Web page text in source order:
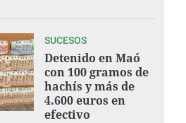
SUCESOS
Detenido en Maó
con 100 gramos de
hachís y más de
4.600 euros en
efectivo